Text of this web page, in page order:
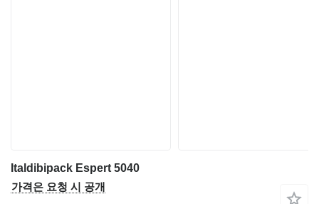
Italdibipack Espert 5040
가격은 요청 시 공개